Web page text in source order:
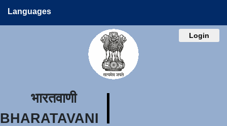
Languages
Login
भारतवाणी
BHARATAVANI